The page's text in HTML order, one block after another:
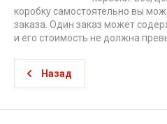
коробку самостоятельно вы
заказа. Один заказ может
и его стоимость не должна
Назад